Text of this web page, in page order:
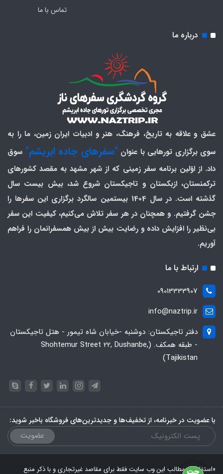
تماس با ما
درباره ما
عشق و علاقه به تاریخ، فرهنگ، هنر و ادبیات ایران زمین، ما را به
سوی برگزاری تورهایی با عنوان "سفرهای جاده ابریشم" سوق
داد. از اوّلین برنامه سفر زمینی که از شهر مشهد به مقصد کشورهای
ترکمنستان، ازبکستان و تاجیکستان شروع شد، بیش بیست سال
گذشته است. در سال 1404 بیستمین سالگرد برگزاری این سفرها را
جشن گرفتیم. و همچنان در هر سفر تلاش می‌کنیم، کیفیت این سفر
بی‌نظیر را افزایش داده و رضایت بیش از بیش همسفرانمان را فراهم
آوریم.
ارتباط با ما
09013333907
info@naztrip.ir
دفتر تاجیکستان: دوشنبه -خیابان شاه تیمور - هتل تاجیکستان
- طبقه همکف. (Shohtemur Street 22, Dushanbe,
Tajikistan)
با عضویت در خبرنامه، از تخفیف‌ها و جدیدترین‌های فروشگاه باخبر شوید:
عضویت
«استفاده از مطالب این وب سایت فقط برای مقاصد غیرتجاری و با ذکر منبع